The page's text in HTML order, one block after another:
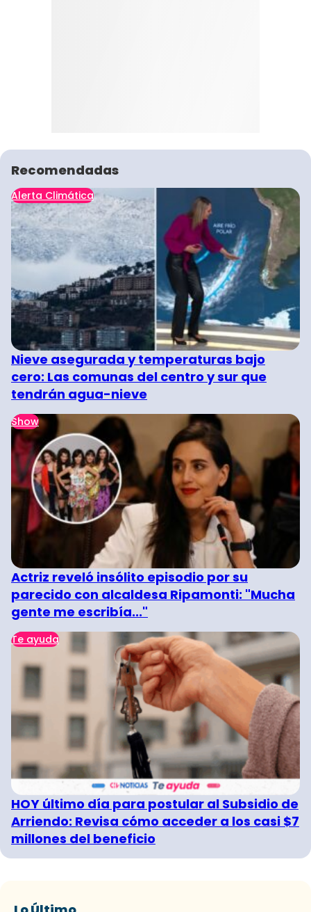
Recomendadas
Alerta Climática
Nieve asegurada y temperaturas bajo
cero: Las comunas del centro y sur que
tendrán agua-nieve
Show
Actriz reveló insólito episodio por su
parecido con alcaldesa Ripamonti: "Mucha
gente me escribía..."
Te ayuda
HOY último día para postular al Subsidio de
Arriendo: Revisa cómo acceder a los casi $7
millones del beneficio